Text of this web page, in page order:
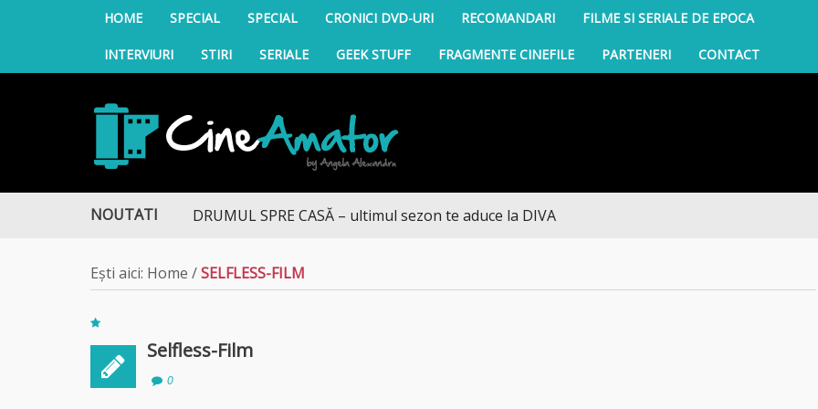
HOME SPECIAL SPECIAL CRONICI DVD-URI RECOMANDARI FILME SI SERIALE DE EPOCA
INTERVIURI STIRI SERIALE GEEK STUFF FRAGMENTE CINEFILE PARTENERI CONTACT
CineAmator
NOUTATI DRUMUL SPRE CASĂ – ultimul sezon te aduce la DIVA
Ești aici: Home /SELFLESS-FILM
Selfless-Film
0